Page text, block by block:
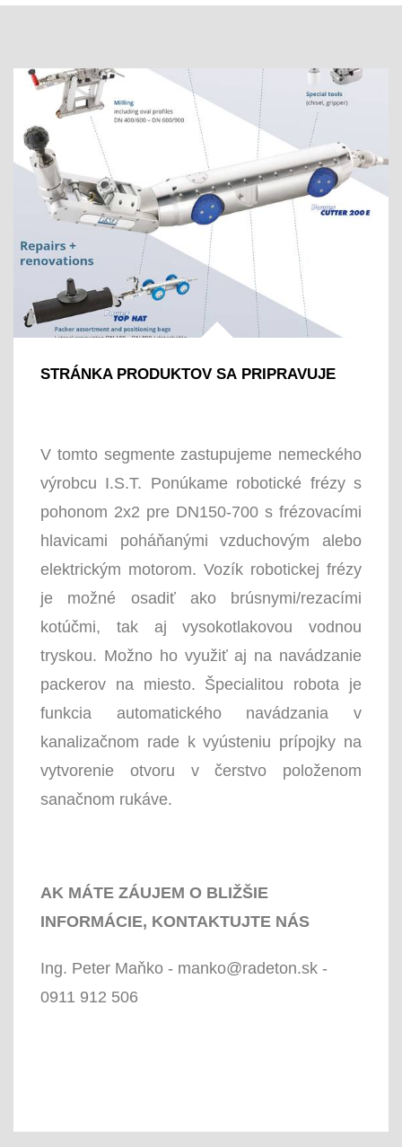
STRÁNKA PRODUKTOV SA PRIPRAVUJE
V tomto segmente zastupujeme nemeckého
výrobcu I.S.T. Ponúkame robotické frézy s
pohonom 2x2 pre DN150-700 s frézovacími
hlavicami poháňanými vzduchovým alebo
elektrickým motorom. Vozík robotickej frézy
je možné osadiť ako brúsnymi/rezacími
kotúčmi, tak aj vysokotlakovou vodnou
tryskou. Možno ho využiť aj na navádzanie
packerov na miesto. Špecialitou robota je
funkcia automatického navádzania v
kanalizačnom rade k vyústeniu prípojky na
vytvorenie otvoru v čerstvo položenom
sanačnom rukáve.
AK MÁTE ZÁUJEM O BLIŽŠIE
INFORMÁCIE, KONTAKTUJTE NÁS
Ing. Peter Maňko - manko@radeton.sk -
0911 912 506